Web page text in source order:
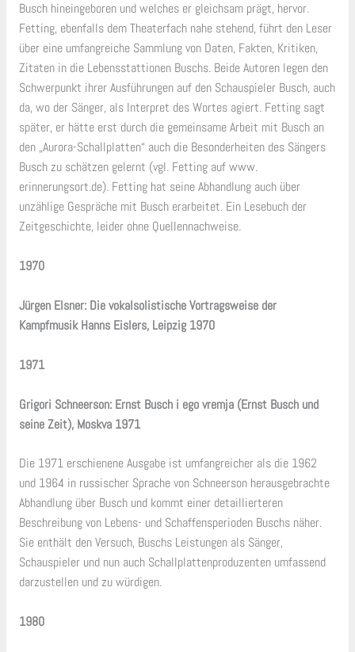
Busch hineingeboren und welches er gleichsam prägt, hervor.
Fetting, ebenfalls dem Theaterfach nahe stehend, führt den Leser
über eine umfangreiche Sammlung von Daten, Fakten, Kritiken,
Zitaten in die Lebensstattionen Buschs. Beide Autoren legen den
Schwerpunkt ihrer Ausführungen auf den Schauspieler Busch, auch
da, wo der Sänger, als Interpret des Wortes agiert. Fetting sagt
später, er hätte erst durch die gemeinsame Arbeit mit Busch an
den „Aurora-Schallplatten“ auch die Besonderheiten des Sängers
Busch zu schätzen gelernt (vgl. Fetting auf www.
erinnerungsort.de). Fetting hat seine Abhandlung auch über
unzählige Gespräche mit Busch erarbeitet. Ein Lesebuch der
Zeitgeschichte, leider ohne Quellennachweise.
1970
Jürgen Elsner: Die vokalsolistische Vortragsweise der
Kampfmusik Hanns Eislers, Leipzig 1970
1971
Grigori Schneerson: Ernst Busch i ego vremja (Ernst Busch und
seine Zeit), Moskva 1971
Die 1971 erschienene Ausgabe ist umfangreicher als die 1962
und 1964 in russischer Sprache von Schneerson herausgebrachte
Abhandlung über Busch und kommt einer detaillierteren
Beschreibung von Lebens- und Schaffensperioden Buschs näher.
Sie enthält den Versuch, Buschs Leistungen als Sänger,
Schauspieler und nun auch Schallplattenproduzenten umfassend
darzustellen und zu würdigen.
1980